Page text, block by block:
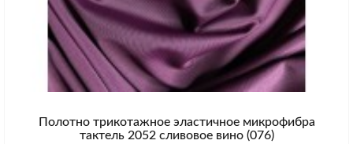
Полотно трикотажное эластичное микрофибра
тактель 2052 сливовое вино (076)